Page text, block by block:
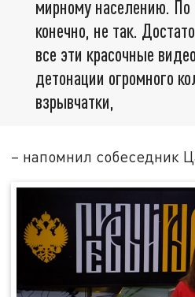
мирному населению. По
конечно, не так.
все эти красочные
детонации огромного
взрывчатки,
– напомнил собеседник